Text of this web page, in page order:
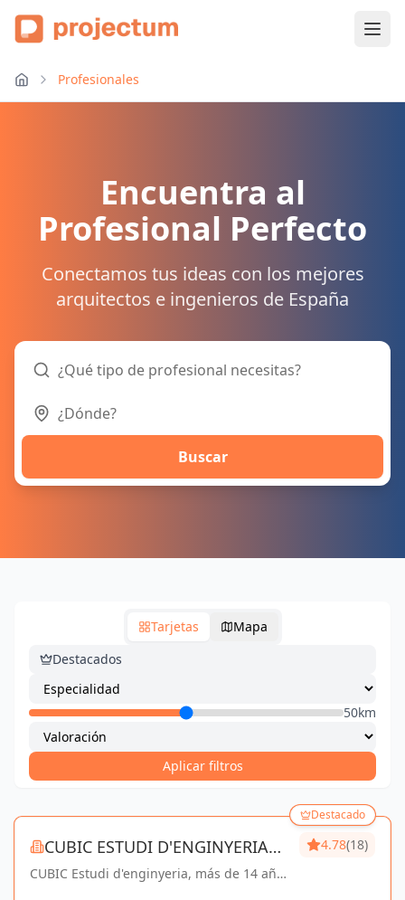
Profesionales
Encuentra al
Profesional Perfecto
Conectamos tus ideas con los mejores
arquitectos e ingenieros de España
Buscar
Tarjetas
Mapa
Destacados
50km
Aplicar filtros
Destacado
CUBIC ESTUDI D'ENGINYERIA
S.L.
CUBIC Estudi d'enginyeria, más de 14 años
4.78(18)